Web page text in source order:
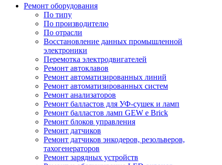
Ремонт оборудования
По типу
По производителю
По отрасли
Восстановление данных промышленной
электроники
Перемотка электродвигателей
Ремонт автоклавов
Ремонт автоматизированных линий
Ремонт автоматизированных систем
Ремонт анализаторов
Ремонт балластов для УФ-сушек и ламп
Ремонт балластов ламп GEW e Brick
Ремонт блоков управления
Ремонт датчиков
Ремонт датчиков энкодеров, резольверов,
тахогенераторов
Ремонт зарядных устройств